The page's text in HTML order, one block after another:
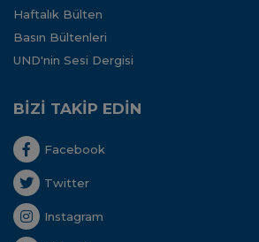
Haftalık Bülten
Basın Bültenleri
UND'nin Sesi Dergisi
BİZİ TAKİP EDİN
Facebook
Twitter
Instagram